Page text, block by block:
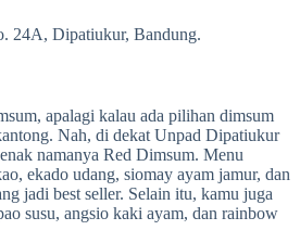
24A, Dipatiukur, Bandung.
apalagi kalau ada pilihan dimsum
Nah, di dekat Unpad Dipatiukur
namanya Red Dimsum. Menu
ekado udang, siomay ayam jamur, dan
jadi best seller. Selain itu, kamu juga
susu, angsio kaki ayam, dan rainbow